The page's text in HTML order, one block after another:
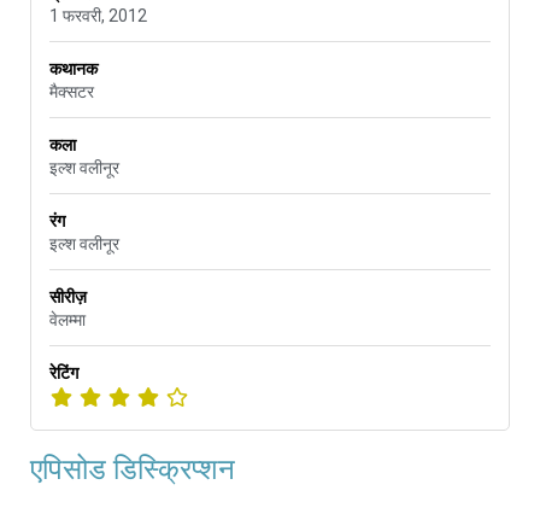
1 फरवरी, 2012
कथानक
मैक्सटर
कला
इल्श वलीनूर
रंग
इल्श वलीनूर
सीरीज़
वेलम्मा
रेटिंग
एपिसोड डिस्क्रिप्शन